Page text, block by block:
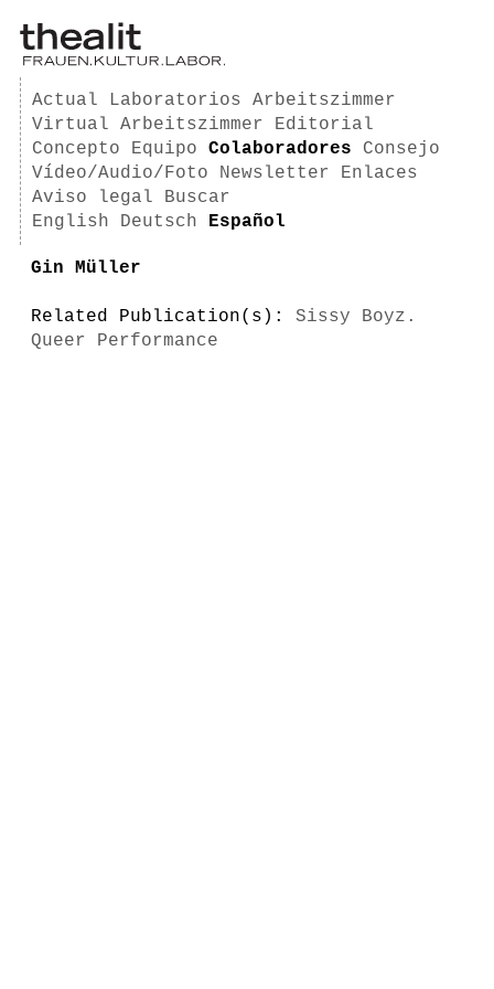
Actual Laboratorios
Arbeitszimmer
Virtual Arbeitszimmer
Editorial
Concepto
Equipo Colaboradores
Consejo
Vídeo/Audio/Foto
Newsletter
Enlaces
Aviso legal
Buscar
English
Deutsch Español
Gin Müller
Related Publication(s): Sissy Boyz.
Queer Performance